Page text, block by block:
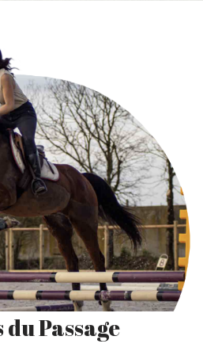
Passage